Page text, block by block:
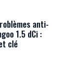
anti-
1.5 dCi :
clé